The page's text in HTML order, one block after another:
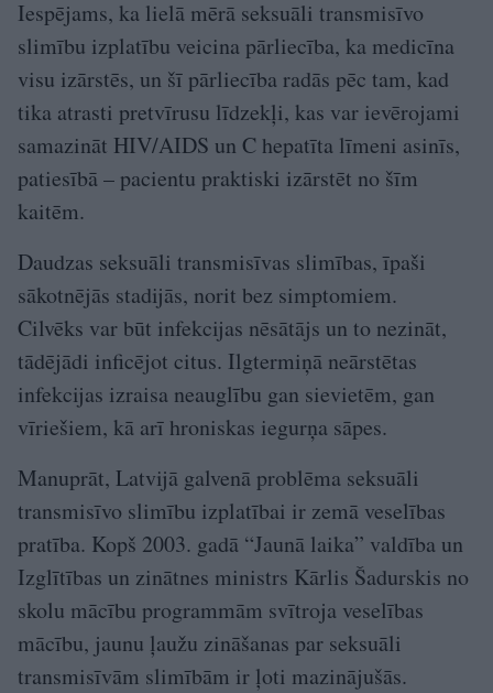
Iespējams, ka lielā mērā seksuāli transmisīvo
slimību izplatību veicina pārliecība, ka medicīna
visu izārstēs, un šī pārliecība radās pēc tam, kad
tika atrasti pretvīrusu līdzekļi, kas var ievērojami
samazināt HIV/AIDS un C hepatīta līmeni asinīs,
patiesībā – pacientu praktiski izārstēt no šīm
kaitēm.
Daudzas seksuāli transmisīvas slimības, īpaši
sākotnējās stadijās, norit bez simptomiem.
Cilvēks var būt infekcijas nēsātājs un to nezināt,
tādējādi inficējot citus. Ilgtermiņā neārstētas
infekcijas izraisa neauglību gan sievietēm, gan
vīriešiem, kā arī hroniskas iegurņa sāpes.
Manuprāt, Latvijā galvenā problēma seksuāli
transmisīvo slimību izplatībai ir zemā veselības
pratība. Kopš 2003. gadā “Jaunā laika” valdība un
Izglītības un zinātnes ministrs Kārlis Šadurskis no
skolu mācību programmām svītroja veselības
mācību, jaunu ļaužu zināšanas par seksuāli
transmisīvām slimībām ir ļoti mazinājušās.